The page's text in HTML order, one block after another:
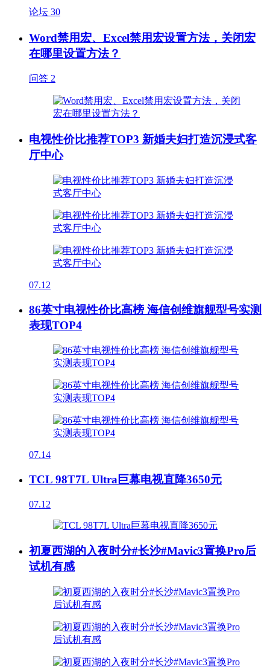
论坛 30
Word禁用宏、Excel禁用宏设置方法，关闭宏
在哪里设置方法？
问答 2
电视性价比推荐TOP3 新婚夫妇打造沉浸式客
厅中心
07.12
86英寸电视性价比高榜 海信创维旗舰型号实测
表现TOP4
07.14
TCL 98T7L Ultra巨幕电视直降3650元
07.12
初夏西湖的入夜时分#长沙#Mavic3置换Pro后
试机有感